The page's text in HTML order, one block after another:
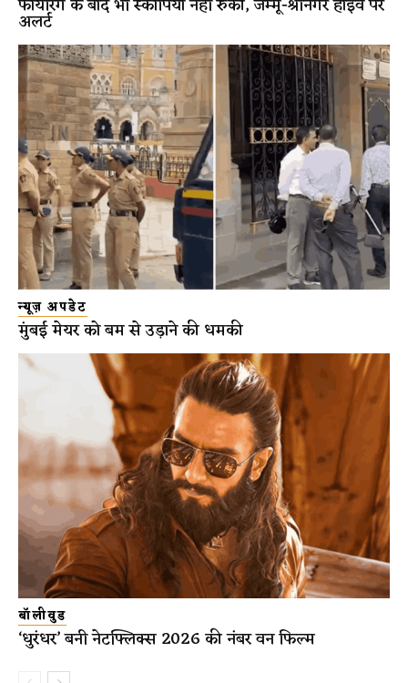
अलर्ट
न्यूज़ अपडेट
मुंबई मेयर को बम से उड़ाने की धमकी
बॉलीवुड
‘धुरंधर’ बनी नेटफ्लिक्स 2026 की नंबर वन फिल्म